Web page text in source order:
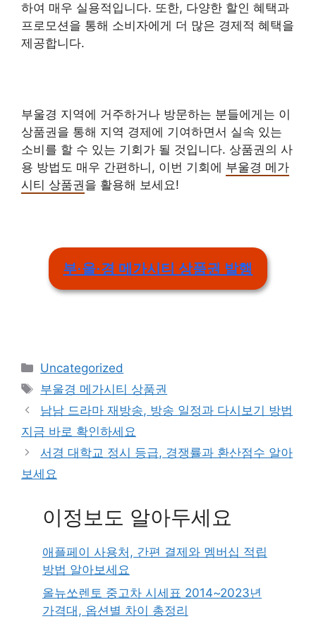
하여 매우 실용적입니다. 또한, 다양한 할인 혜택과
프로모션을 통해 소비자에게 더 많은 경제적 혜택을
제공합니다.
부울경 지역에 거주하거나 방문하는 분들에게는 이
상품권을 통해 지역 경제에 기여하면서 실속 있는
소비를 할 수 있는 기회가 될 것입니다. 상품권의 사
용 방법도 매우 간편하니, 이번 기회에 부울경 메가
시티 상품권을 활용해 보세요!
부·울·경 메가시티 상품권 발행
Categories
Uncategorized
Tags
부울경 메가시티 상품권
남남 드라마 재방송, 방송 일정과 다시보기 방법
지금 바로 확인하세요
서경 대학교 정시 등급, 경쟁률과 환산점수 알아
보세요
이정보도 알아두세요
애플페이 사용처, 간편 결제와 멤버십 적립
방법 알아보세요
올뉴쏘렌토 중고차 시세표 2014~2023년
가격대, 옵션별 차이 총정리